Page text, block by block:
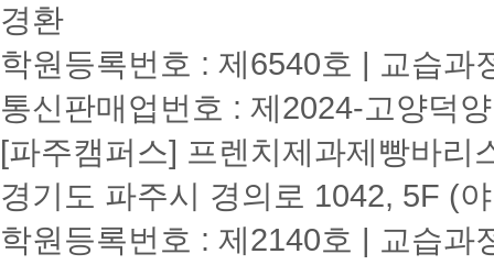
경환
학원등록번호 : 제6540호 | 교습과
통신판매업번호 : 제2024-고양덕
[파주캠퍼스] 프렌치제과제빵바리
경기도 파주시 경의로 1042, 5F (
학원등록번호 : 제2140호 | 교습과